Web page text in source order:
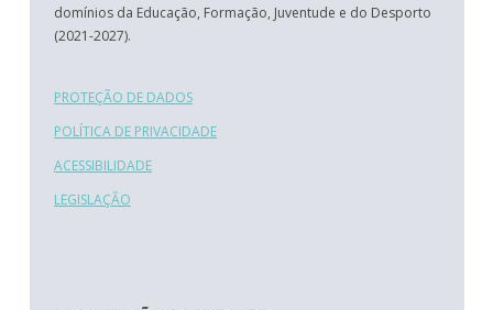
domínios da Educação, Formação, Juventude e do Desporto
(2021-2027).
PROTEÇÃO DE DADOS
POLÍTICA DE PRIVACIDADE
ACESSIBILIDADE
LEGISLAÇÃO